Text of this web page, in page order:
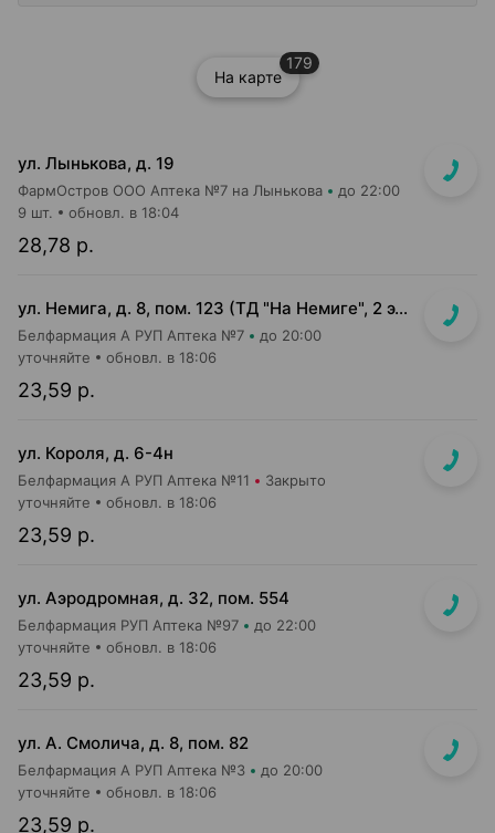
На карте
179
ул. Лынькова, д. 19
ФармОстров ООО Аптека №7 на Лынькова до 22:00
28,78 р.
9 шт. обновл. в 18:04
ул. Немига, д. 8, пом. 123 (ТД "На Немиге", 2 этаж)
Белфармация А РУП Аптека №7 до 20:00
23,59 р.
уточняйте обновл. в 18:06
ул. Короля, д. 6-4н
Белфармация А РУП Аптека №11 Закрыто
23,59 р.
уточняйте обновл. в 18:06
ул. Аэродромная, д. 32, пом. 554
Белфармация РУП Аптека №97 до 22:00
23,59 р.
уточняйте обновл. в 18:06
ул. А. Смолича, д. 8, пом. 82
Белфармация А РУП Аптека №3 до 20:00
23,59 р.
уточняйте обновл. в 18:06